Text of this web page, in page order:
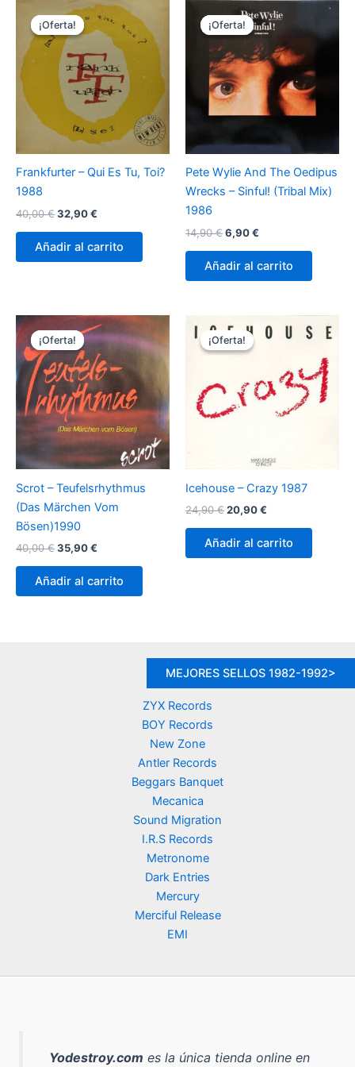
¡Oferta!
¡Oferta!
Frankfurter – Qui Es Tu, Toi?
1988
40,00€El
original
era:
32,90€
actual
es:
Añadir al carrito
¡Oferta!
¡Oferta!
Pete Wylie And The Oedipus
Wrecks – Sinful! (Tribal Mix)
1986
14,90€El
original
era:
6,90€
actual
es:
Añadir al carrito
¡Oferta!
¡Oferta!
Scrot – Teufelsrhythmus
(Das Märchen Vom
Bösen)1990
40,00€El
original
era:
35,90€
actual
es:
Añadir al carrito
¡Oferta!
¡Oferta!
Icehouse – Crazy 1987
24,90€El
original
era:
20,90€
actual
es:
Añadir al carrito
MEJORES SELLOS 1982-1992>
ZYX Records
BOY Records
New Zone
Antler Records
Beggars Banquet
Mecanica
Sound Migration
I.R.S Records
Metronome
Dark Entries
Mercury
Merciful Release
EMI
Yodestroy.com es la única tienda online en